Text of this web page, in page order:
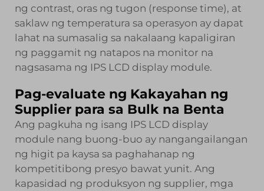
ng contrast, oras ng tugon (response time), at
saklaw ng temperatura sa operasyon ay dapat
lahat na sumasalig sa nakalaang kapaligiran
ng paggamit ng natapos na monitor na
nagsasama ng IPS LCD display module.
Pag-evaluate ng Kakayahan ng
Supplier para sa Bulk na Benta
Ang pagkuha ng isang IPS LCD display
module nang buong-buo ay nangangailangan
ng higit pa kaysa sa paghahanap ng
kompetitibong presyo bawat yunit. Ang
kapasidad ng produksyon ng supplier, mga